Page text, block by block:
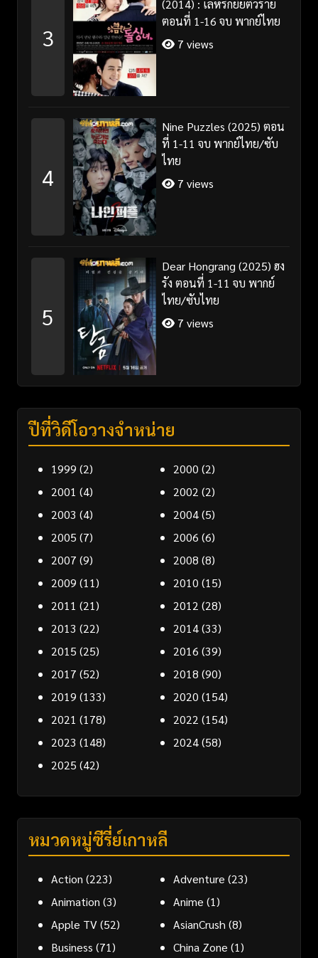
3
(2014) : เล่ห์รักยัยตัวร้าย
ตอนที่ 1-16 จบ พากย์ไทย
7 views
4
Nine Puzzles (2025) ตอน
ที่ 1-11 จบ พากย์ไทย/ซับ
ไทย
7 views
5
Dear Hongrang (2025) ฮง
รัง ตอนที่ 1-11 จบ พากย์
ไทย/ซับไทย
7 views
ปีที่วิดีโอวางจำหน่าย
1999 (2) 2000 (2)
2001 (4) 2002 (2)
2003 (4) 2004(5)
2005 (7) 2006 (6)
2007 (9) 2008 (8)
2009 (11) 2010 (15)
2011 (21) 2012 (28)
2013 (22) 2014(33)
2015 (25) 2016 (39)
2017 (52) 2018 (90)
2019 (133) 2020 (154)
2021 (178) 2022 (154)
2023 (148) 2024(58)
2025 (42)
หมวดหมู่ซีรี่ย์เกาหลี
Action (223) Adventure (23)
Animation (3) Anime (1)
Apple TV(52) AsianCrush (8)
Business (71) China Zone (1)